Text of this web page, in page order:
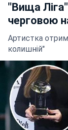
"Вища
черговою
Артистка
колишній"